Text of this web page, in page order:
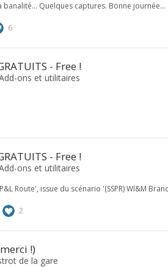
banalité... Quelques captures. Bonne journée...
6
- Free !
ons et utilitaires
- Free !
ons et utilitaires
Route', issue du scénario '(SSPR) WI&M
2
!)
de la gare